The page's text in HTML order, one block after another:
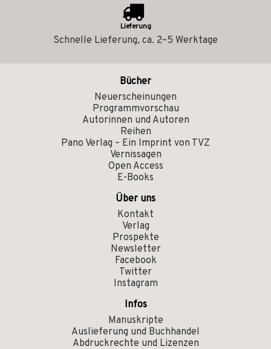
Lieferung
Schnelle Lieferung, ca. 2–5 Werktage
Bücher
Neuerscheinungen
Programmvorschau
Autorinnen und Autoren
Reihen
Pano Verlag – Ein Imprint von TVZ
Vernissagen
Open Access
E-Books
Über uns
Kontakt
Verlag
Prospekte
Newsletter
Facebook
Twitter
Instagram
Infos
Manuskripte
Auslieferung und Buchhandel
Abdruckrechte und Lizenzen